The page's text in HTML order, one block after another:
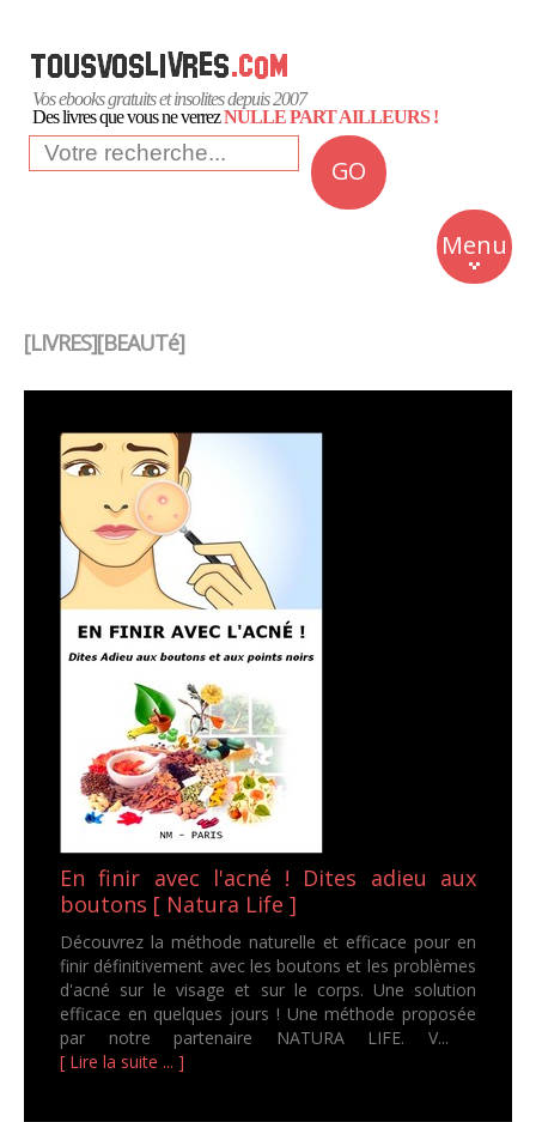
Vos ebooks gratuits et insolites depuis 2007
Des livres que vous ne verrezNULLE PART AILLEURS !
GO
Menu
Insolite
Business
[LIVRES][BEAUTé]
En finir avec l'acné ! Dites adieu aux
boutons [ Natura Life ]
Découvrez la méthode naturelle et efficace pour en
finir définitivement avec les boutons et les problèmes
d'acné sur le visage et sur le corps. Une solution
efficace en quelques jours ! Une méthode proposée
par notre partenaire NATURA LIFE. V...
[ Lire la suite ... ]